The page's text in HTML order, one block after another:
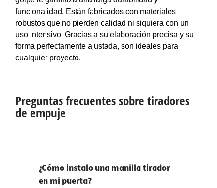
funcionalidad. Están fabricados con materiales
robustos que no pierden calidad ni siquiera con un
uso intensivo. Gracias a su elaboración precisa y su
forma perfectamente ajustada, son ideales para
cualquier proyecto.
Preguntas frecuentes sobre tiradores
de empuje
¿Cómo instalo una manilla tirador
en mi puerta?